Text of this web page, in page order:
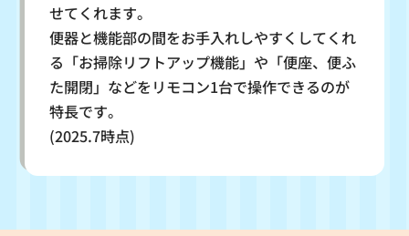
せてくれます。
便器と機能部の間をお手入れしやすくしてくれ
る「お掃除リフトアップ機能」や「便座、便ふ
た開閉」などをリモコン1台で操作できるのが
特長です。
(2025.7時点)